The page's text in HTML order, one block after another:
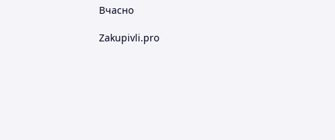
Вчасно
Zakupivli.pro